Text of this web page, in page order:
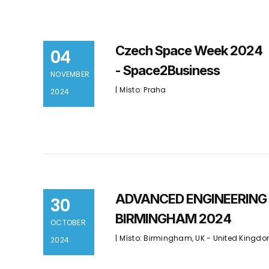
04
NOVEMBER
2024
Czech Space Week 2024
- Space2Business
| Místo: Praha
30
OCTOBER
2024
ADVANCED ENGINEERING
BIRMINGHAM 2024
| Místo: Birmingham, UK - United